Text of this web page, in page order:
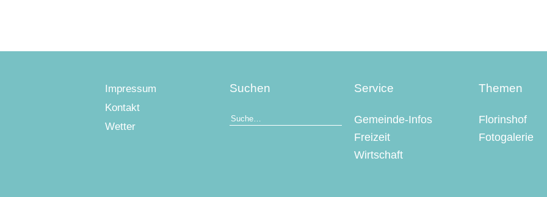
Impressum
Kontakt
Wetter
Suchen Service
Gemeinde-Infos
Freizeit
Wirtschaft
Themen
Florinshof
Fotogalerie